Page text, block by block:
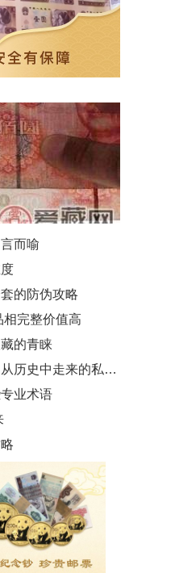
而喻
的防伪攻略
完整价值高
的青睐
史中走来的私房钱
业术语